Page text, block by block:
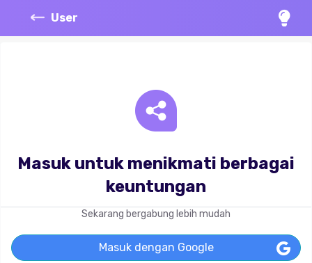
User
Masuk untuk menikmati berbagai
keuntungan
Sekarang bergabung lebih mudah
Masuk dengan Google